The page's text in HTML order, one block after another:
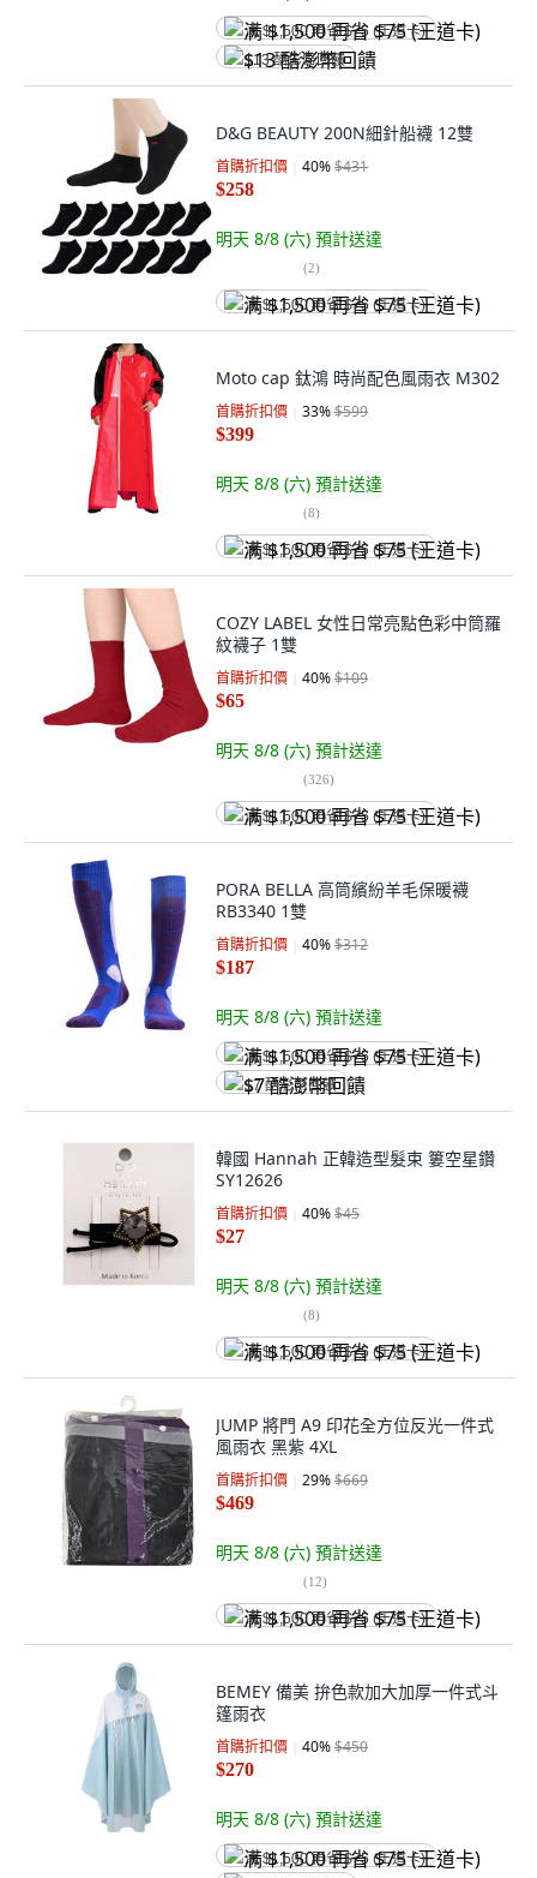
满 $1,500 再省 $75 (王道卡)
$13 酷澎幣回饋
D&G BEAUTY 200N細針船襪 12雙
首購折扣價 40%$431
$258
明天 8/8 (六) 預計送達
(2)
满 $1,500 再省 $75 (王道卡)
Moto cap 鈦鴻 時尚配色風雨衣 M302
首購折扣價 33%$599
$399
明天 8/8 (六) 預計送達
(8)
满 $1,500 再省 $75 (王道卡)
COZY LABEL 女性日常亮點色彩中筒羅
紋襪子 1雙
首購折扣價 40%$109
$65
明天 8/8 (六) 預計送達
(326)
满 $1,500 再省 $75 (王道卡)
PORA BELLA 高筒繽紛羊毛保暖襪
RB3340 1雙
首購折扣價 40%$312
$187
明天 8/8 (六) 預計送達
满 $1,500 再省 $75 (王道卡)
$7 酷澎幣回饋
韓國 Hannah 正韓造型髮束 簍空星鑽
SY12626
首購折扣價 40%$45
$27
明天 8/8 (六) 預計送達
(8)
满 $1,500 再省 $75 (王道卡)
JUMP 將門 A9 印花全方位反光一件式
風雨衣 黑紫 4XL
首購折扣價 29%$669
$469
明天 8/8 (六) 預計送達
(12)
满 $1,500 再省 $75 (王道卡)
BEMEY 備美 拚色款加大加厚一件式斗
篷雨衣
首購折扣價 40%$450
$270
明天 8/8 (六) 預計送達
满 $1,500 再省 $75 (王道卡)